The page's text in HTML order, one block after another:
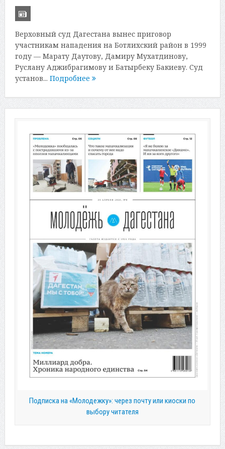
Верховный суд Дагестана вынес приговор
участникам нападения на Ботлихский район в 1999
году — Марату Даутову, Дамиру Мухатдинову,
Руслану Аджибрагимову и Батырбеку Бакиеву. Суд
установ... Подробнее
Подписка на «Молодежку»: через почту или киоски по
выбору читателя